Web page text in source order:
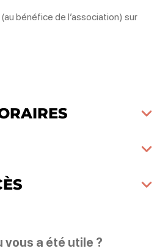
bénéfice de l’association) sur
vous a été utile ?